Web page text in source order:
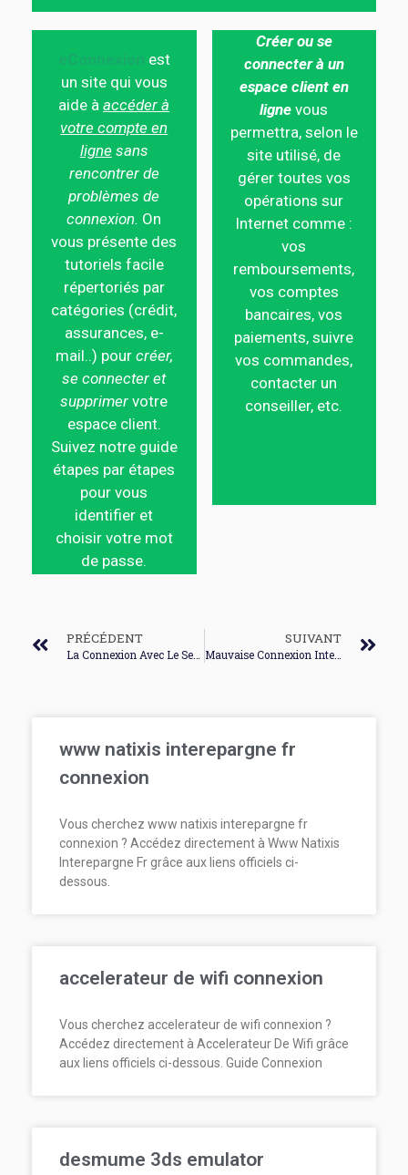
est
un site qui vous
aide àaccéder à
votre compte en
ligne sans
rencontrer de
problèmes de
connexion. On
vous présente des
tutoriels facile
répertoriés par
catégories (crédit,
assurances, e-
mail..) pour créer,
se connecter et
supprimer votre
espace client.
Suivez notre guide
étapes par étapes
pour vous
identifier et
choisir votre mot
de passe.
Créer ou se
connecter à un
espace client en
ligne vous
permettra, selon le
site utilisé, de
gérer toutes vos
opérations sur
Internet comme :
vos
remboursements,
vos comptes
bancaires, vos
paiements, suivre
vos commandes,
contacter un
conseiller, etc.
PRÉCÉDENT SUIVANT
Mauvaise Connexion Internet Orange
www natixis interepargne fr
connexion
Vous cherchez www natixis interepargne fr
connexion ? Accédez directement à Www Natixis
Interepargne Fr grâce aux liens officiels ci-
dessous.
accelerateur de wifi connexion
Vous cherchez accelerateur de wifi connexion ?
Accédez directement à Accelerateur De Wifi grâce
aux liens officiels ci-dessous. Guide Connexion
desmume 3ds emulator